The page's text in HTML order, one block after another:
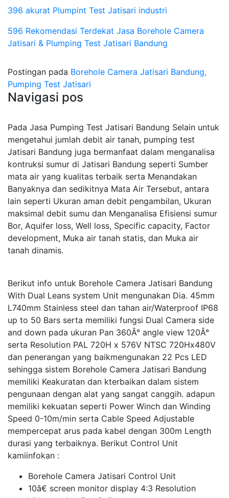
396 akurat Plumpint Test Jatisari industri
596 Rekomendasi Terdekat Jasa Borehole Camera
Jatisari & Plumping Test Jatisari Bandung
Postingan pada Borehole Camera Jatisari Bandung,
Pumping Test Jatisari
Navigasi pos
Pada Jasa Pumping Test Jatisari Bandung Selain untuk
mengetahui jumlah debit air tanah, pumping test
Jatisari Bandung juga bermanfaat dalam menganalisa
kontruksi sumur di Jatisari Bandung seperti Sumber
mata air yang kualitas terbaik serta Menandakan
Banyaknya dan sedikitnya Mata Air Tersebut, antara
lain seperti Ukuran aman debit pengambilan, Ukuran
maksimal debit sumu dan Menganalisa Efisiensi sumur
Bor, Aquifer loss, Well loss, Specific capacity, Factor
development, Muka air tanah statis, dan Muka air
tanah dinamis.
Berikut info untuk Borehole Camera Jatisari Bandung
With Dual Leans system Unit mengunakan Dia. 45mm
L740mm Stainless steel dan tahan air/Waterproof IP68
up to 50 Bars serta memiliki fungsi Dual Camera side
and down pada ukuran Pan 360Â° angle view 120Â°
serta Resolution PAL 720H x 576V NTSC 720Hx480V
dan penerangan yang baikmengunakan 22 Pcs LED
sehingga sistem Borehole Camera Jatisari Bandung
memiliki Keakuratan dan kterbaikan dalam sistem
pengunaan dengan alat yang sangat canggih. adapun
memiliki kekuatan seperti Power Winch dan Winding
Speed 0-10m/min serta Cable Speed Adjustable
mempercepat arus pada kabel dengan 300m Length
durasi yang terbaiknya. Berikut Control Unit
kamiinfokan :
Borehole Camera Jatisari Control Unit
10â€ screen monitor display 4:3 Resolution